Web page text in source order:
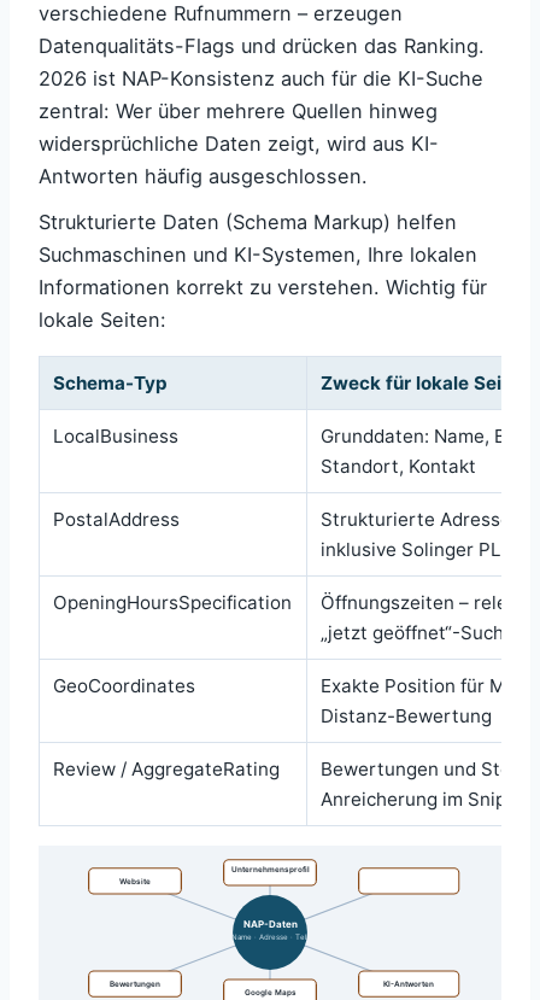
verschiedene Rufnummern – erzeugen
Datenqualitäts-Flags und drücken das Ranking.
2026 ist NAP-Konsistenz auch für die KI-Suche
zentral: Wer über mehrere Quellen hinweg
widersprüchliche Daten zeigt, wird aus KI-
Antworten häufig ausgeschlossen.
Strukturierte Daten (Schema Markup) helfen
Suchmaschinen und KI-Systemen, Ihre lokalen
Informationen korrekt zu verstehen. Wichtig für
lokale Seiten:
Schema-Typ Zweck für lokale Seiten
LocalBusiness
Grunddaten: Name,
Standort, Kontakt
PostalAddress
Strukturierte Adresse
inklusive Solinger PLZ
OpeningHoursSpecification
Öffnungszeiten –
„jetzt geöffnet“-Suchen
GeoCoordinates
Exakte Position für
Distanz-Bewertung
Review / AggregateRating
Bewertungen und
Anreicherung im Snippet
NAP-Daten
Name · Adresse · Tel.
Website
Unternehmensprofil
Bewertungen
Google Maps
KI-Antworten